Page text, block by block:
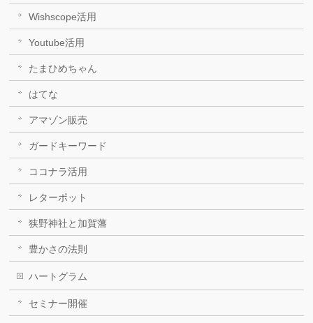
Wishscope活用
Youtube活用
たまひめちゃん
はてな
アマゾン販売
ガードキーワード
ココナラ活用
レターポット
狭野神社と加賀藩
豊かさの法則
ハートグラム
セミナー開催